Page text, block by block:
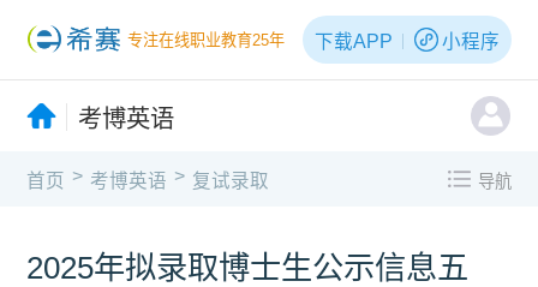
专注在线职业教育25年 下载APP 小程序
考博英语
首页 > 考博英语 > 复试录取 导航
2025年拟录取博士生公示信息五